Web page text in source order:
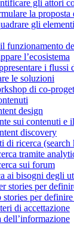
gli attori
la proposta
gli
funzionamento
l’ecosistema
i flussi
le soluzioni
di co-
design
sui contenuti e
discovery
di ricerca (search
tramite
sui forum
ai bisogni degli
stories per
stories per
di accettazione